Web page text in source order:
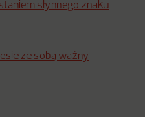
słynnego znaku
ze sobą ważny